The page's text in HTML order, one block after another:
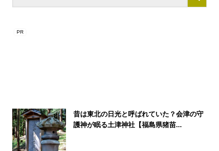
昔は東北の日光と呼ばれていた？会津の守
護神が眠る土津神社【福島県猪苗...